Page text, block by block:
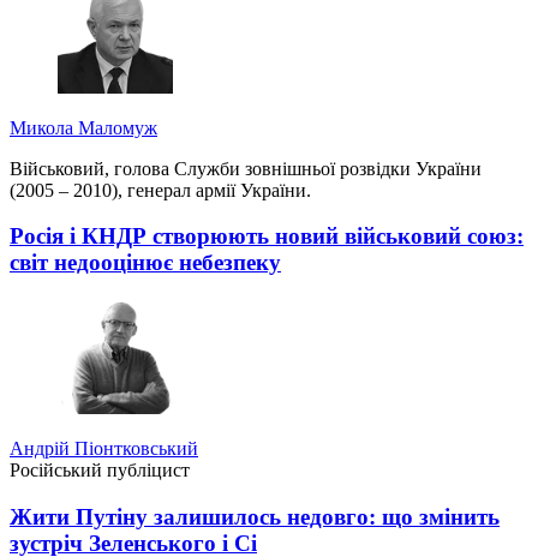
Микола Маломуж
Військовий, голова Служби зовнішньої розвідки України
(2005 – 2010), генерал армії України.
Росія і КНДР створюють новий військовий союз:
світ недооцінює небезпеку
Андрій Піонтковський
Російський публіцист
Жити Путіну залишилось недовго: що змінить
зустріч Зеленського і Сі